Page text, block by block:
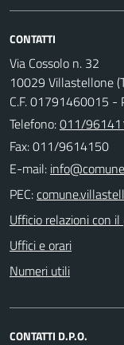
CONTATTI
Via Cossolo n. 32
10029 Villastellone
C.F. 01791460015 -
Telefono:011/
Fax: 011/9614150
E-mail:
PEC:
Ufficio relazioni con il
Uffici e orari
Numeri utili
CONTATTI D.P.O.